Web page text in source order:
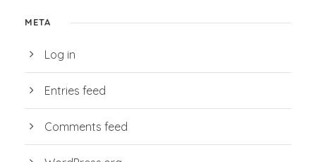
META
Log in
Entries feed
Comments feed